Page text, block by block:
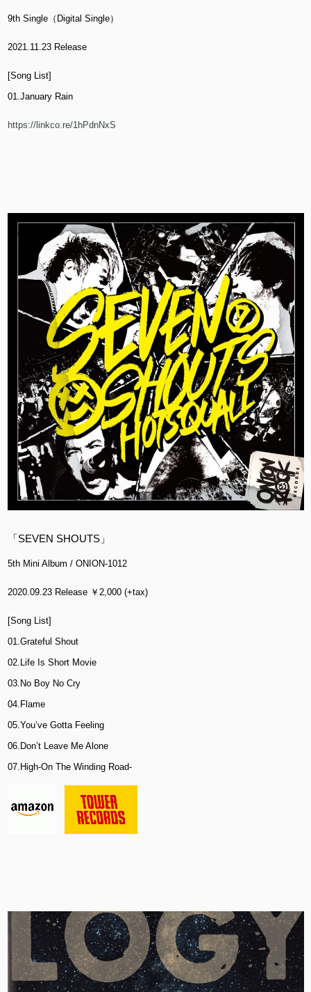
9th Single（Digital Single）
2021.11.23 Release
[Song List]
01.January Rain
https://linkco.re/1hPdnNxS
「SEVEN SHOUTS」
5th Mini Album / ONION-1012
2020.09.23 Release ￥2,000 (+tax)
[Song List]
01.Grateful Shout
02.Life Is Short Movie
03.No Boy No Cry
04.Flame
05.You’ve Gotta Feeling
06.Don’t Leave Me Alone
07.High-On The Winding Road-